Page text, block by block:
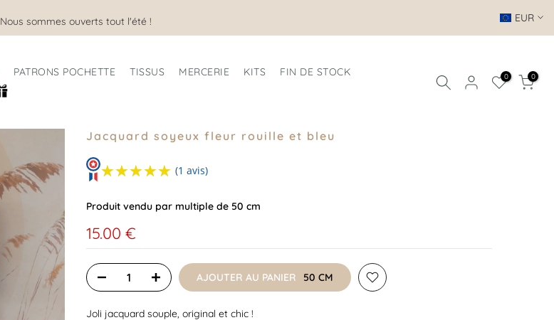
Nous sommes ouverts tout l'été ! EUR
PATRONS POCHETTE TISSUS MERCERIE KITS
FIN DE STOCK
0 0
Jacquard soyeux fleur rouille et bleu
★★★★★
★★★★★ (1 avis)
Produit vendu par multiple de 50 cm
15.00 €
AJOUTER AU PANIER 50 CM
Joli jacquard souple, original et chic !